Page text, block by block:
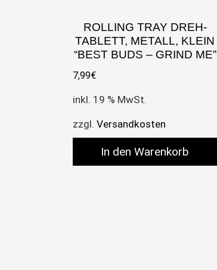
ROLLING TRAY DREH-
TABLETT, METALL, KLEIN
“BEST BUDS – GRIND ME”
7,99€
inkl. 19 % MwSt.
zzgl. Versandkosten
In den Warenkorb